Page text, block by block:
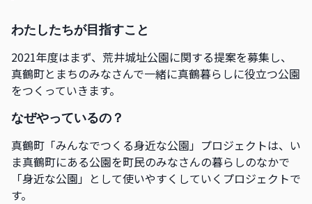
わたしたちが目指すこと
2021年度はまず、荒井城址公園に関する提案を募集し、
真鶴町とまちのみなさんで一緒に真鶴暮らしに役立つ公園
をつくっていきます。
なぜやっているの？
真鶴町「みんなでつくる身近な公園」プロジェクトは、い
ま真鶴町にある公園を町民のみなさんの暮らしのなかで
「身近な公園」として使いやすくしていくプロジェクトで
す。